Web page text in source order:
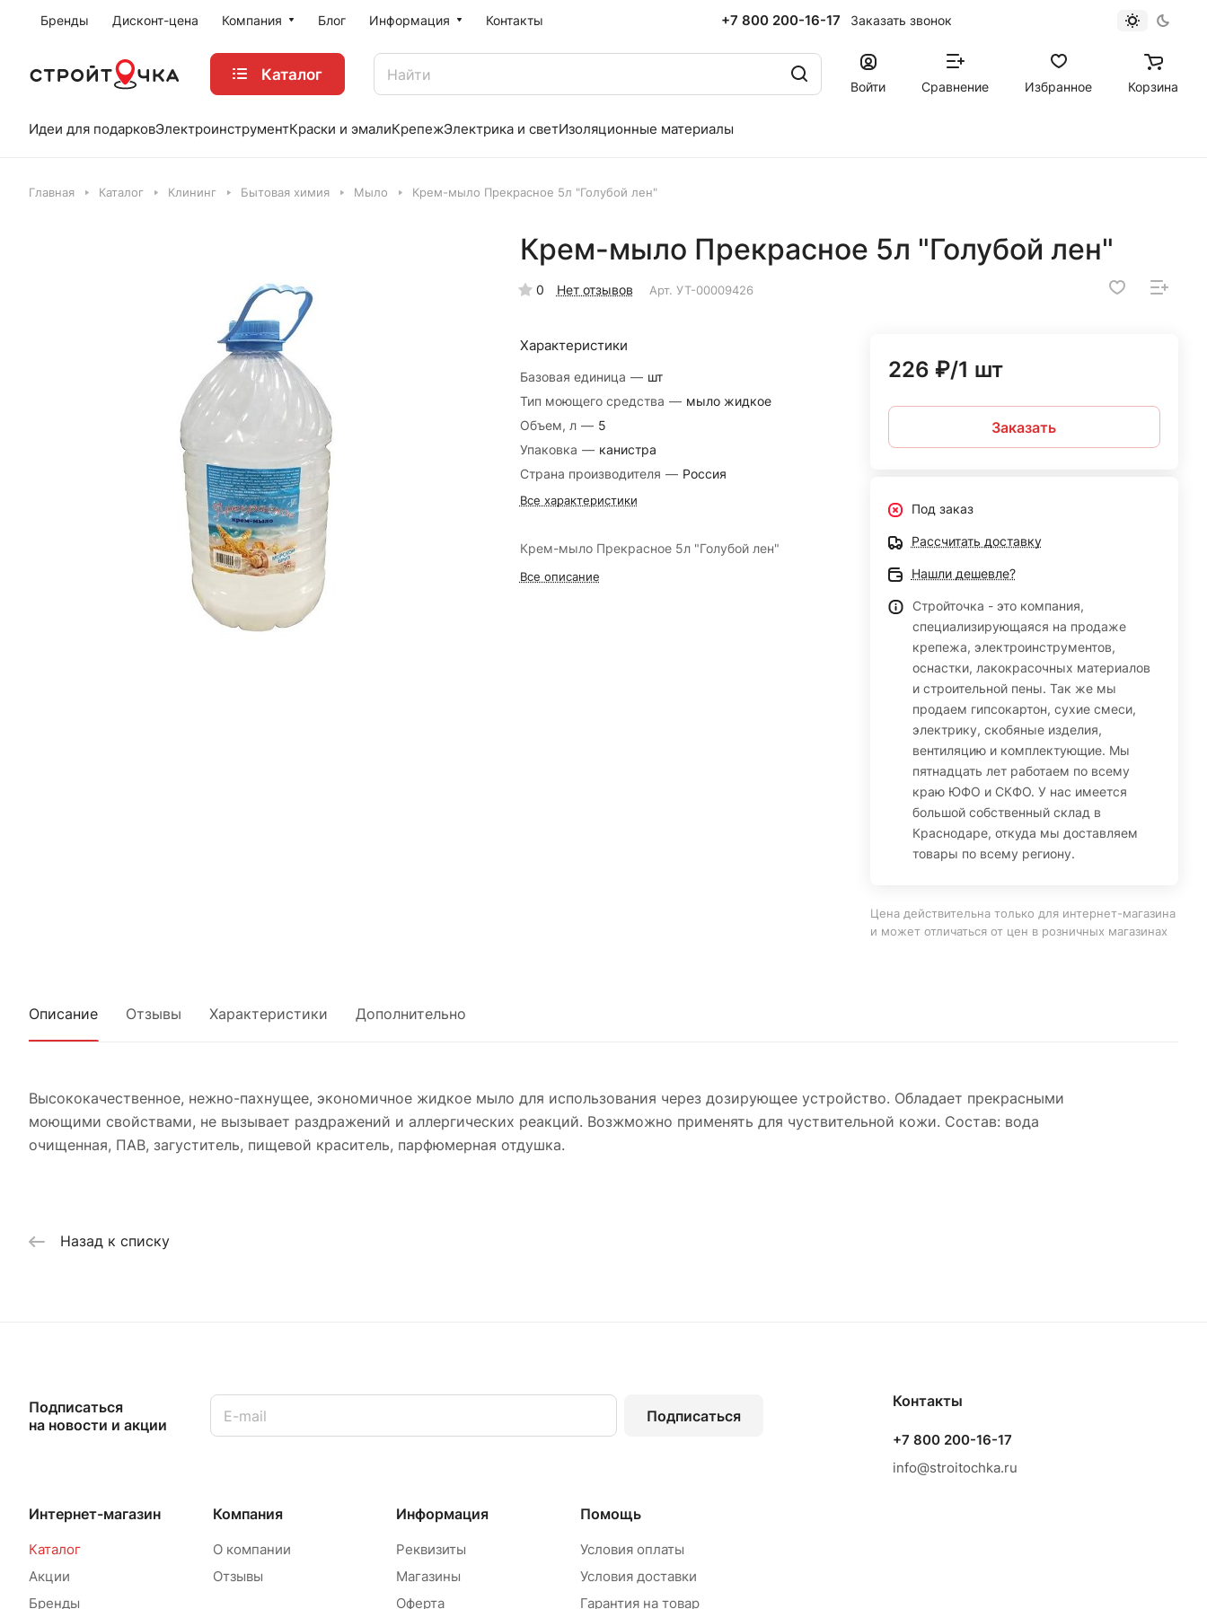
Бренды Дисконт-цена Компания Блог Информация Контакты +7 800 200-16-17 Заказать звонок
Каталог
Войти Сравнение Избранное Корзина
Идеи для подарковЭлектроинструментКраски и эмалиКрепежЭлектрика и светИзоляционные материалы
Главная Каталог Клининг Бытовая химия Мыло Крем-мыло Прекрасное 5л "Голубой лен"
Крем-мыло Прекрасное 5л "Голубой лен"
0 Нет отзывов Арт. УТ-00009426
Характеристики
Базовая единица — шт
Тип моющего средства — мыло жидкое
Объем, л — 5
Упаковка — канистра
Страна производителя — Россия
Все характеристики
Крем-мыло Прекрасное 5л "Голубой лен"
Все описание
226 ₽/1 шт
Заказать
Под заказ
Рассчитать доставку
Нашли дешевле?
Стройточка - это компания,
специализирующаяся на продаже
крепежа, электроинструментов,
оснастки, лакокрасочных материалов
и строительной пены. Так же мы
продаем гипсокартон, сухие смеси,
электрику, скобяные изделия,
вентиляцию и комплектующие. Мы
пятнадцать лет работаем по всему
краю ЮФО и СКФО. У нас имеется
большой собственный склад в
Краснодаре, откуда мы доставляем
товары по всему региону.
Цена действительна только для интернет-магазина
и может отличаться от цен в розничных магазинах
Описание Отзывы Характеристики Дополнительно
Высококачественное, нежно-пахнущее, экономичное жидкое мыло для использования через дозирующее устройство. Обладает прекрасными
моющими свойствами, не вызывает раздражений и аллергических реакций. Возжможно применять для чуствительной кожи. Состав: вода
очищенная, ПАВ, загуститель, пищевой краситель, парфюмерная отдушка.
Назад к списку
Подписаться
на новости и акции
Подписаться
Интернет-магазин
Каталог
Акции
Бренды
Компания
О компании
Отзывы
Информация
Реквизиты
Магазины
Оферта
Помощь
Условия оплаты
Условия доставки
Гарантия на товар
Контакты
+7 800 200-16-17
info@stroitochka.ru